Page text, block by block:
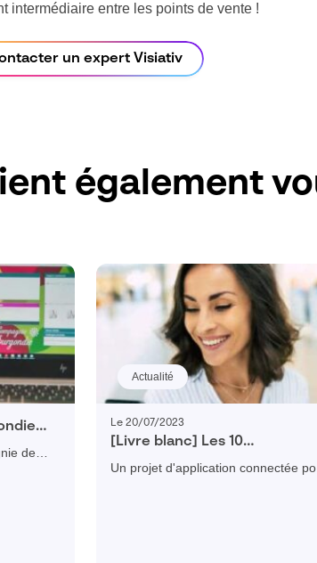
intermédiaire entre les points de vente !
un expert Visiativ
également
de
de
Actualité
Le 20/07/2023
[Livre blanc] Les 10
fonctionnalités indispensables
d’une application pour
Un projet d'application connectée